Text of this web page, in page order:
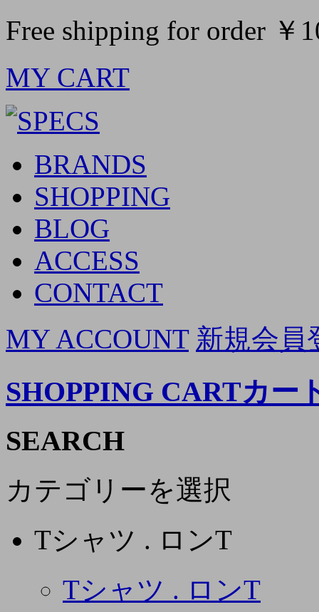
Free shipping for order ￥
MY CART
BRANDS
SHOPPING
BLOG
ACCESS
CONTACT
MY ACCOUNT 新規会員
SHOPPING CARTカー
SEARCH
カテゴリーを選択
Tシャツ . ロンT
Tシャツ . ロンT